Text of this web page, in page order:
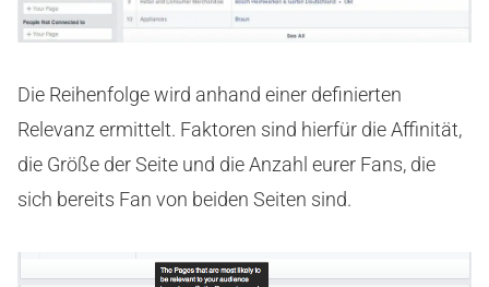
Die Reihenfolge wird anhand einer definierten
Relevanz ermittelt. Faktoren sind hierfür die Affinität,
die Größe der Seite und die Anzahl eurer Fans, die
sich bereits Fan von beiden Seiten sind.